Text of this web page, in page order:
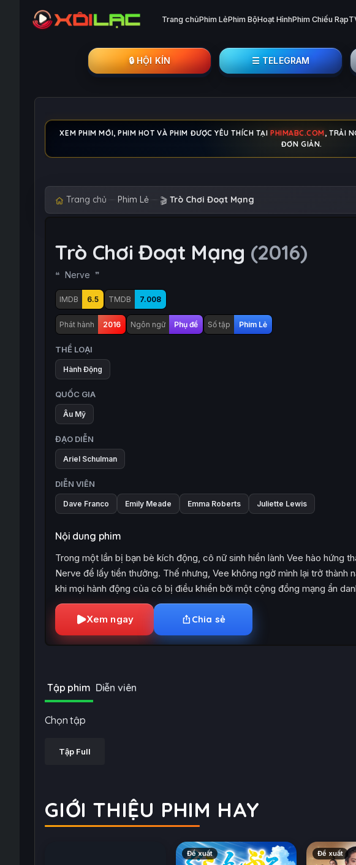
Trang chủPhim LẻPhim BộHoạt HìnhPhim Chiếu Rạp
🔒︎ HỘI KÍN ☰ TELEGRAM
XEM PHIM MỚI, PHIM HOT VÀ PHIM ĐƯỢC YÊU THÍCH TẠI PHIMABC.COM, TRẢI
ĐƠN GIẢN.
Trang chủ Phim Lẻ 🎬 Trò Chơi Đoạt Mạng
Trò Chơi Đoạt Mạng (2016)
Nerve
IMDB 6.5 TMDB 7.008
Phát hành 2016 Ngôn ngữ Phụ đề Số tập Phim Lẻ
THỂ LOẠI
Hành Động
QUỐC GIA
Âu Mỹ
ĐẠO DIỄN
Ariel Schulman
DIỄN VIÊN
Dave Franco Emily Meade Emma Roberts Juliette Lewis
Nội dung phim
Trong một lần bị bạn bè kích động, cô nữ sinh hiền lành Vee hào hứng
Nerve để lấy tiền thưởng. Thế nhưng, Vee không ngờ mình lại trở thành
khi mọi hành động của cô bị điều khiển bởi một cộng đồng mạng ẩn
Xem ngay Chia sẻ
Tập phim Diễn viên
Chọn tập
Tập Full
GIỚI THIỆU PHIM HAY
Lực Lượng Tinh Nhuệ
(2026)
Đề xuất Đề xuất